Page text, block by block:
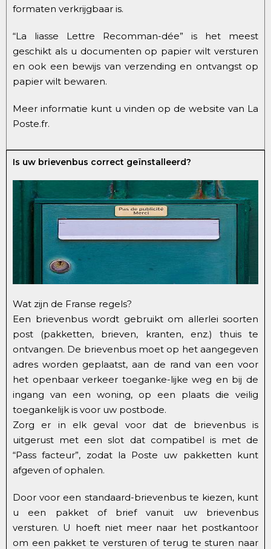
formaten verkrijgbaar is.
“La liasse Lettre Recomman-dée” is het meest
geschikt als u documenten op papier wilt versturen
en ook een bewijs van verzending en ontvangst op
papier wilt bewaren.
Meer informatie kunt u vinden op de website van La
Poste.fr.
Is uw brievenbus correct geïnstalleerd?
Wat zijn de Franse regels?
Een brievenbus wordt gebruikt om allerlei soorten
post (pakketten, brieven, kranten, enz.) thuis te
ontvangen. De brievenbus moet op het aangegeven
adres worden geplaatst, aan de rand van een voor
het openbaar verkeer toeganke-lijke weg en bij de
ingang van een woning, op een plaats die veilig
toegankelijk is voor uw postbode.
Zorg er in elk geval voor dat de brievenbus is
uitgerust met een slot dat compatibel is met de
“Pass facteur”, zodat la Poste uw pakketten kunt
afgeven of ophalen.
Door voor een standaard-brievenbus te kiezen, kunt
u een pakket of brief vanuit uw brievenbus
versturen. U hoeft niet meer naar het postkantoor
om een pakket te versturen of terug te sturen naar